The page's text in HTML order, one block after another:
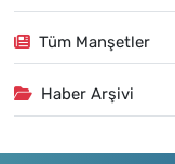
Tüm Manşetler
Haber Arşivi